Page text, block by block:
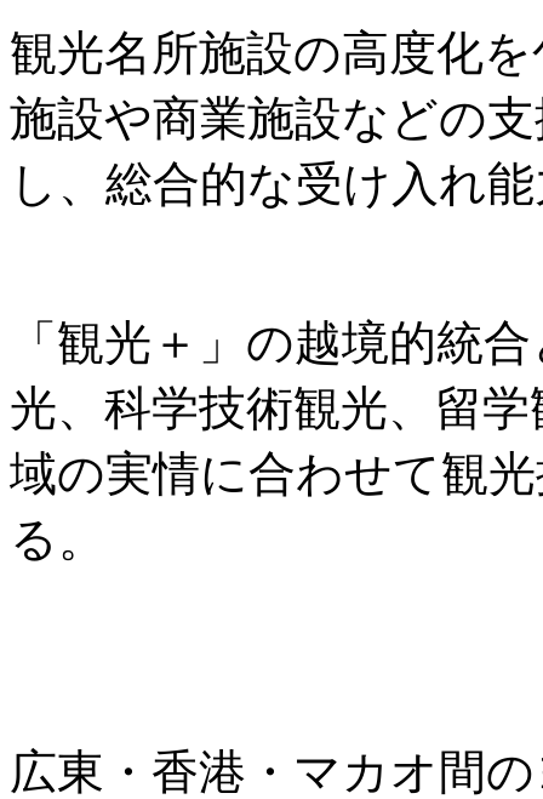
観光名所施設の高度化
施設や商業施設などの
し、総合的な受け入れ
「観光＋」の越境的統
光、科学技術観光、留
域の実情に合わせて観
る。
広東・香港・マカオ間